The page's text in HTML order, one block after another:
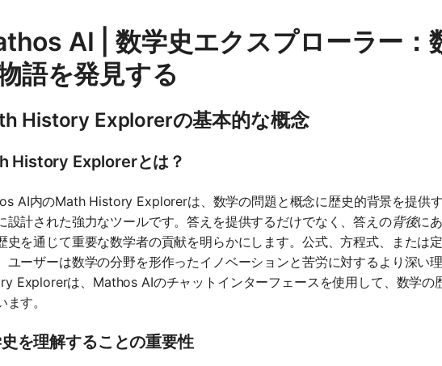
AI | 数学史エクスプローラー：
語を発見する
History Explorerの基本的な概念
History Explorerとは？
AI内のMath History Explorerは、数学の問題と概念に歴史的背景を提供
設計された強力なツールです。答えを提供するだけでなく、答えの背後に
史を通じて重要な数学者の貢献を明らかにします。公式、方程式、または
ユーザーは数学の分野を形作ったイノベーションと苦労に対するより深い
Explorerは、Mathos AIのチャットインターフェースを使用して、数学の
ます。
を理解することの重要性